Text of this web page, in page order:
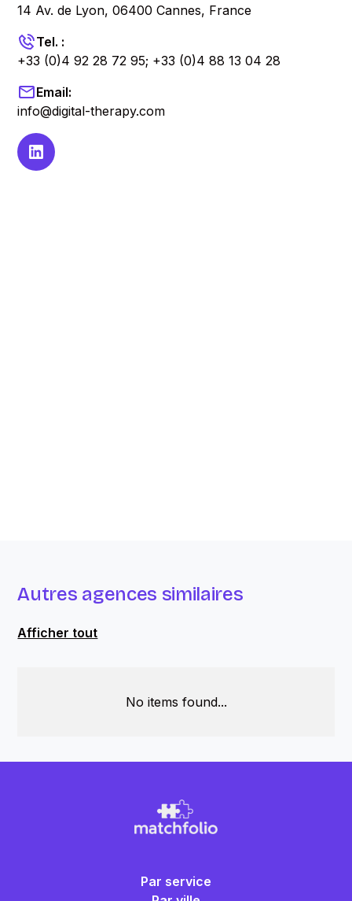
14 Av. de Lyon, 06400 Cannes, France
Tel. :
+33 (0)4 92 28 72 95; +33 (0)4 88 13 04 28
Email:
info@digital-therapy.com
Autres agences similaires
Afficher tout
No items found...
Par service